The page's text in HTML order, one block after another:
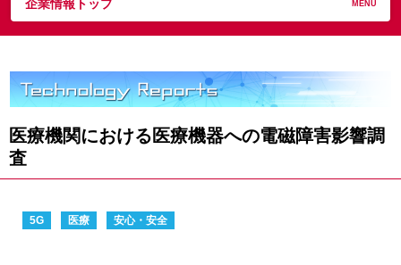
企業情報トップ MENU
医療機関における医療機器への電磁障害影響調
査
5G 医療 安心・安全